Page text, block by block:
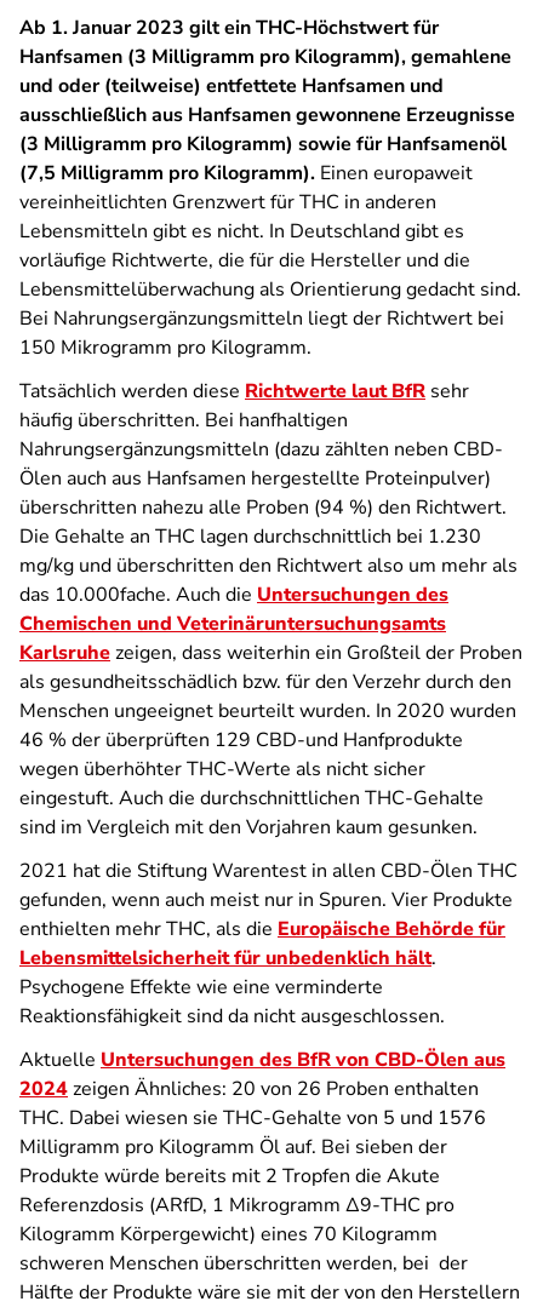
Ab 1. Januar 2023 gilt ein THC-Höchstwert für
Hanfsamen (3 Milligramm pro Kilogramm), gemahlene
und oder (teilweise) entfettete Hanfsamen und
ausschließlich aus Hanfsamen gewonnene Erzeugnisse
(3 Milligramm pro Kilogramm) sowie für Hanfsamenöl
(7,5 Milligramm pro Kilogramm). Einen europaweit
vereinheitlichten Grenzwert für THC in anderen
Lebensmitteln gibt es nicht. In Deutschland gibt es
vorläufige Richtwerte, die für die Hersteller und die
Lebensmittelüberwachung als Orientierung gedacht sind.
Bei Nahrungsergänzungsmitteln liegt der Richtwert bei
150 Mikrogramm pro Kilogramm.
Tatsächlich werden diese Richtwerte laut BfR sehr
häufig überschritten. Bei hanfhaltigen
Nahrungsergänzungsmitteln (dazu zählten neben CBD-
Ölen auch aus Hanfsamen hergestellte Proteinpulver)
überschritten nahezu alle Proben (94 %) den Richtwert.
Die Gehalte an THC lagen durchschnittlich bei 1.230
mg/kg und überschritten den Richtwert also um mehr als
das 10.000fache. Auch die Untersuchungen des
Chemischen und Veterinäruntersuchungsamts
Karlsruhezeigen, dass weiterhin ein Großteil der Proben
als gesundheitsschädlich bzw. für den Verzehr durch den
Menschen ungeeignet beurteilt wurden. In 2020 wurden
46 % der überprüften 129 CBD-und Hanfprodukte
wegen überhöhter THC-Werte als nicht sicher
eingestuft. Auch die durchschnittlichen THC-Gehalte
sind im Vergleich mit den Vorjahren kaum gesunken.
2021 hat die Stiftung Warentest in allen CBD-Ölen THC
gefunden, wenn auch meist nur in Spuren. Vier Produkte
enthielten mehr THC, als die Europäische Behörde für
Lebensmittelsicherheit für unbedenklich hält.
Psychogene Effekte wie eine verminderte
Reaktionsfähigkeit sind da nicht ausgeschlossen.
Aktuelle Untersuchungen des BfR von CBD-Ölen aus
2024zeigen Ähnliches: 20 von 26 Proben enthalten
THC. Dabei wiesen sie THC-Gehalte von 5 und 1576
Milligramm pro Kilogramm Öl auf. Bei sieben der
Produkte würde bereits mit 2 Tropfen die Akute
Referenzdosis (ARfD, 1 Mikrogramm Δ9-THC pro
Kilogramm Körpergewicht) eines 70 Kilogramm
schweren Menschen überschritten werden, bei der
Hälfte der Produkte wäre sie mit der von den Herstellern